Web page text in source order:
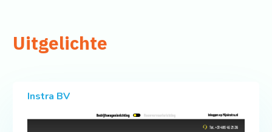
Uitgelichte
Instra BV